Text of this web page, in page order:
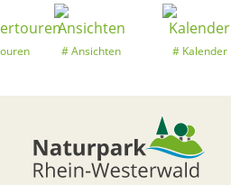
Ansichten Kalender